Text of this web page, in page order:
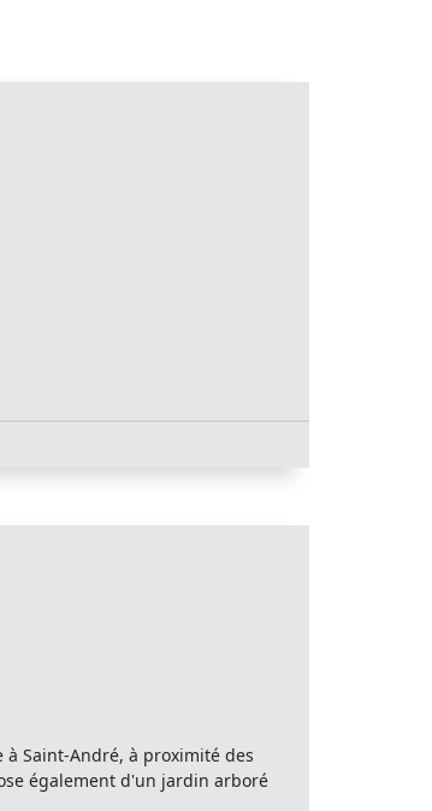
Saint-André, à proximité des
également d'un jardin arboré